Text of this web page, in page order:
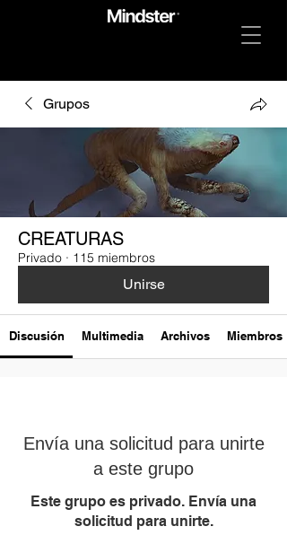
Grupos
CREATURAS
Privado · 115 miembros
Unirse
Discusión Multimedia Archivos Miembros
Envía una solicitud para unirte
a este grupo
Este grupo es privado. Envía una
solicitud para unirte.